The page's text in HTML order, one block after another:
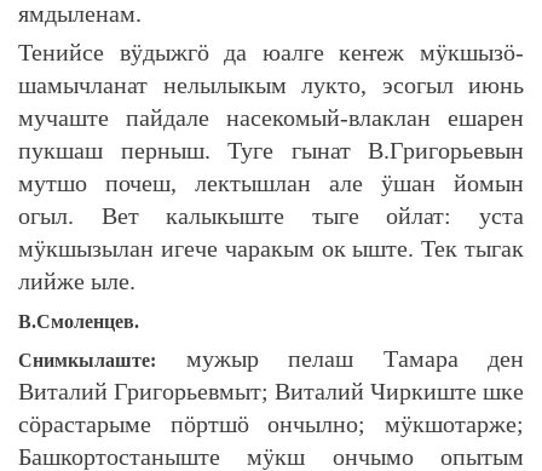
ямдыленам.
Тенийсе вӱдыжгӧ да юалге кеҥеж мӱкшызӧ-
шамычланат нелылыкым лукто, эсогыл июнь
мучаште пайдале насекомый-влаклан ешарен
пукшаш перныш. Туге гынат В.Григорьевын
мутшо почеш, лектышлан але ӱшан йомын
огыл. Вет калыкыште тыге ойлат: уста
мӱкшызылан игече чаракым ок ыште. Тек тыгак
лийже ыле.
В.Смоленцев.
Снимкылаште:
мужыр пелаш Тамара ден
Виталий Григорьевмыт; Виталий Чиркиште шке
сӧрастарыме пӧртшӧ ончылно; мӱкшотарже;
Башкортостаныште мӱкш ончымо опытым